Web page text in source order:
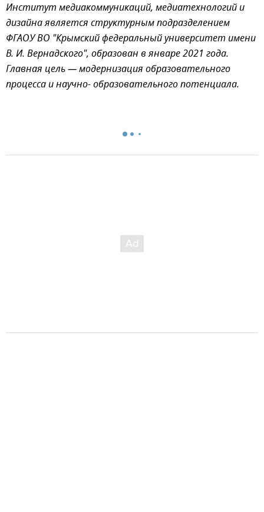
Институт медиакоммуникаций, медиатехнологий и
дизайна является структурным подразделением
ФГАОУ ВО "Крымский федеральный университет имени
В. И. Вернадского", образован в январе 2021 года.
Главная цель — модернизация образовательного
процесса и научно- образовательного потенциала.